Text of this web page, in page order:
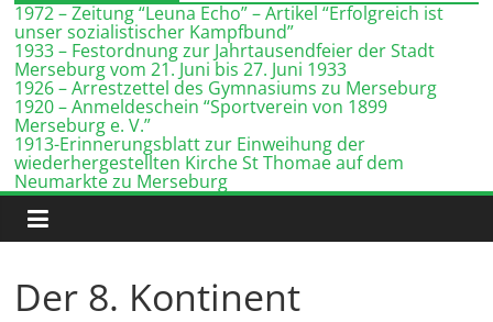
1972 – Zeitung “Leuna Echo” – Artikel “Erfolgreich ist
unser sozialistischer Kampfbund”
1933 – Festordnung zur Jahrtausendfeier der Stadt
Merseburg vom 21. Juni bis 27. Juni 1933
1926 – Arrestzettel des Gymnasiums zu Merseburg
1920 – Anmeldeschein “Sportverein von 1899
Merseburg e. V.”
1913-Erinnerungsblatt zur Einweihung der
wiederhergestellten Kirche St Thomae auf dem
Neumarkte zu Merseburg
Der 8. Kontinent